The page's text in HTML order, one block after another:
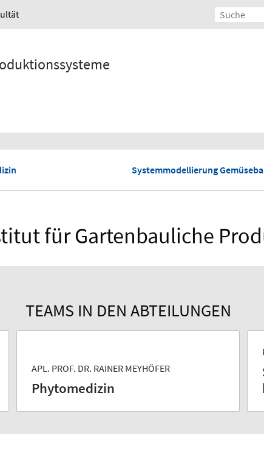
Systemmodellierung
für Gartenbauliche
TEAMS IN DEN ABTEILUNGEN
APL. PROF. DR. RAINER MEYHÖFER
Phytomedizin